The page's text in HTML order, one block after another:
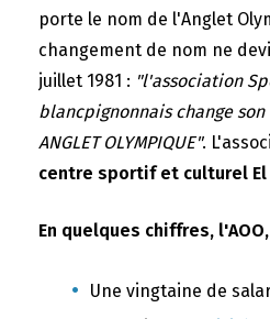
porte le nom de l'Anglet
changement de nom ne
juillet 1981 : "l'association
blancpignonnais change
ANGLET OLYMPIQUE".
centre sportif et culturel El
En quelques chiffres,
Une vingtaine de